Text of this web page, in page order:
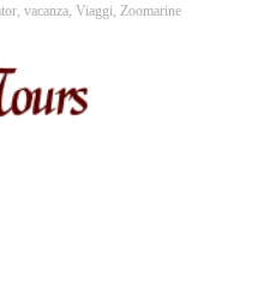
vacanza Viaggi Zoomarine